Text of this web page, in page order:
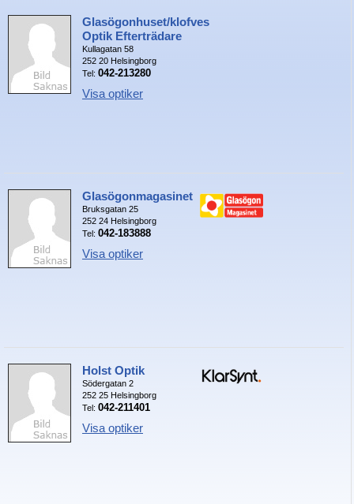
Glasögonhuset/klofves
Optik Efterträdare
Kullagatan 58
252 20 Helsingborg
Tel: 042-213280
Visa optiker
Glasögonmagasinet
Bruksgatan 25
252 24 Helsingborg
Tel: 042-183888
Visa optiker
Holst Optik
Södergatan 2
252 25 Helsingborg
Tel: 042-211401
Visa optiker